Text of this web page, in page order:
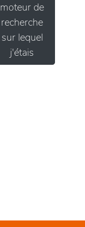
moteur de
recherche
sur lequel
j'étais